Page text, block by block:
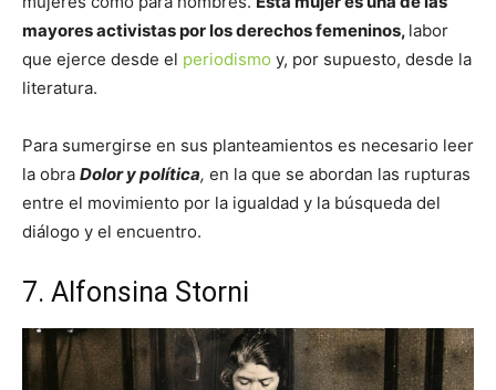
mayores activistas por los derechos femeninos, labor
que ejerce desde el periodismo y, por supuesto, desde la
literatura.
Para sumergirse en sus planteamientos es necesario leer
la obra Dolor y política, en la que se abordan las rupturas
entre el movimiento por la igualdad y la búsqueda del
diálogo y el encuentro.
7. Alfonsina Storni